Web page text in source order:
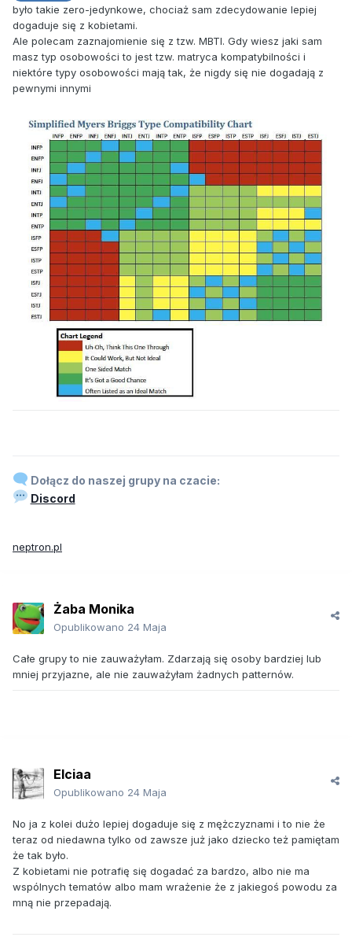
było takie zero-jedynkowe, chociaż sam zdecydowanie lepiej
dogaduje się z kobietami.
Ale polecam zaznajomienie się z tzw. MBTI. Gdy wiesz jaki sam
masz typ osobowości to jest tzw. matryca kompatybilności i
niektóre typy osobowości mają tak, że nigdy się nie dogadają z
pewnymi innymi
Dołącz do naszej grupy na czacie:
Discord
neptron.pl
Żaba Monika
Opublikowano 24 Maja
Całe grupy to nie zauważyłam. Zdarzają się osoby bardziej lub
mniej przyjazne, ale nie zauważyłam żadnych patternów.
Elciaa
Opublikowano 24 Maja
No ja z kolei dużo lepiej dogaduje się z mężczyznami i to nie że
teraz od niedawna tylko od zawsze już jako dziecko też pamiętam
że tak było.
Z kobietami nie potrafię się dogadać za bardzo, albo nie ma
wspólnych tematów albo mam wrażenie że z jakiegoś powodu za
mną nie przepadają.